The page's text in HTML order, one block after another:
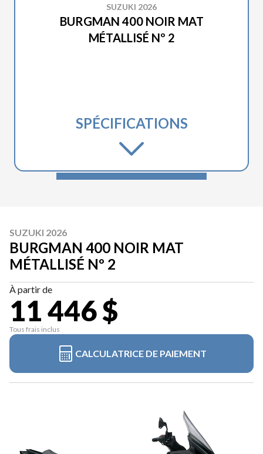
SUZUKI 2026
BURGMAN 400 NOIR MAT
MÉTALLISÉ Nº 2
SPÉCIFICATIONS
SUZUKI 2026
BURGMAN 400 NOIR MAT
MÉTALLISÉ Nº 2
À partir de
11 446 $
Tous frais inclus
CALCULATRICE DE PAIEMENT